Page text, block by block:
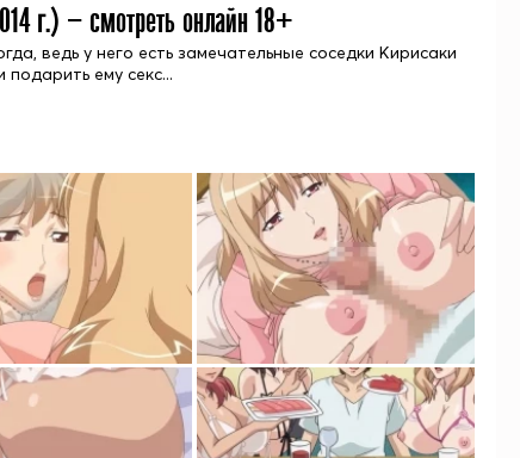
г.) — смотреть онлайн 18+
ведь у него есть замечательные соседки Кирисаки
ему секс...